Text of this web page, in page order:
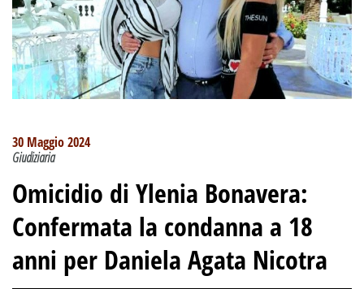
30 Maggio 2024
Giudiziaria
Omicidio di Ylenia Bonavera:
Confermata la condanna a 18
anni per Daniela Agata Nicotra